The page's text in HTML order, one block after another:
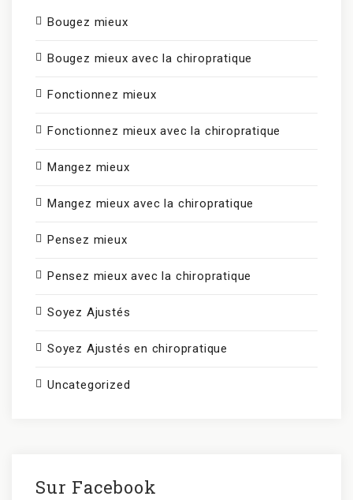
Bougez mieux
Bougez mieux avec la chiropratique
Fonctionnez mieux
Fonctionnez mieux avec la chiropratique
Mangez mieux
Mangez mieux avec la chiropratique
Pensez mieux
Pensez mieux avec la chiropratique
Soyez Ajustés
Soyez Ajustés en chiropratique
Uncategorized
Sur Facebook